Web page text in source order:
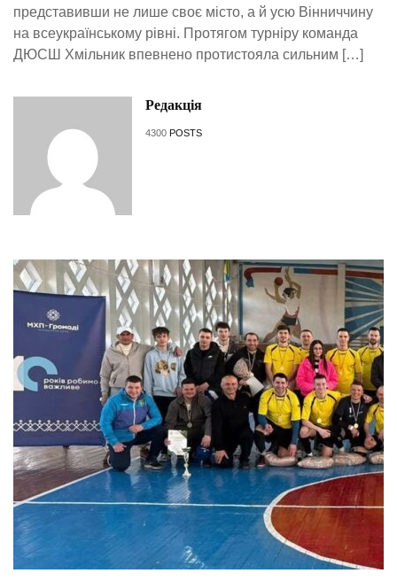
представивши не лише своє місто, а й усю Вінниччину
на всеукраїнському рівні. Протягом турніру команда
ДЮСШ Хмільник впевнено протистояла сильним […]
Редакція
4300 POSTS